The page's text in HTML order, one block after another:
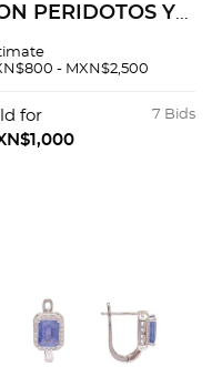
PERIDOTOS Y
.925 Poste y
x 1.0 cm aprox.
total: 3.8 g.
- MXN$2,500
7 Bids
for